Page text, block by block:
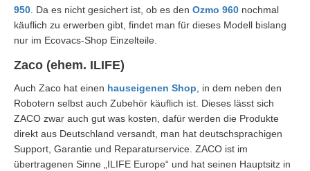
950 . Da es nicht gesichert ist, ob es den Ozmo 960 nochmal
käuflich zu erwerben gibt, findet man für dieses Modell bislang
nur im Ecovacs-Shop Einzelteile.
Zaco (ehem. ILIFE)
Auch Zaco hat einen hauseigenen Shop , in dem neben den
Robotern selbst auch Zubehör käuflich ist. Dieses lässt sich
ZACO zwar auch gut was kosten, dafür werden die Produkte
direkt aus Deutschland versandt, man hat deutschsprachigen
Support, Garantie und Reparaturservice. ZACO ist im
übertragenen Sinne „ILIFE Europe“ und hat seinen Hauptsitz in